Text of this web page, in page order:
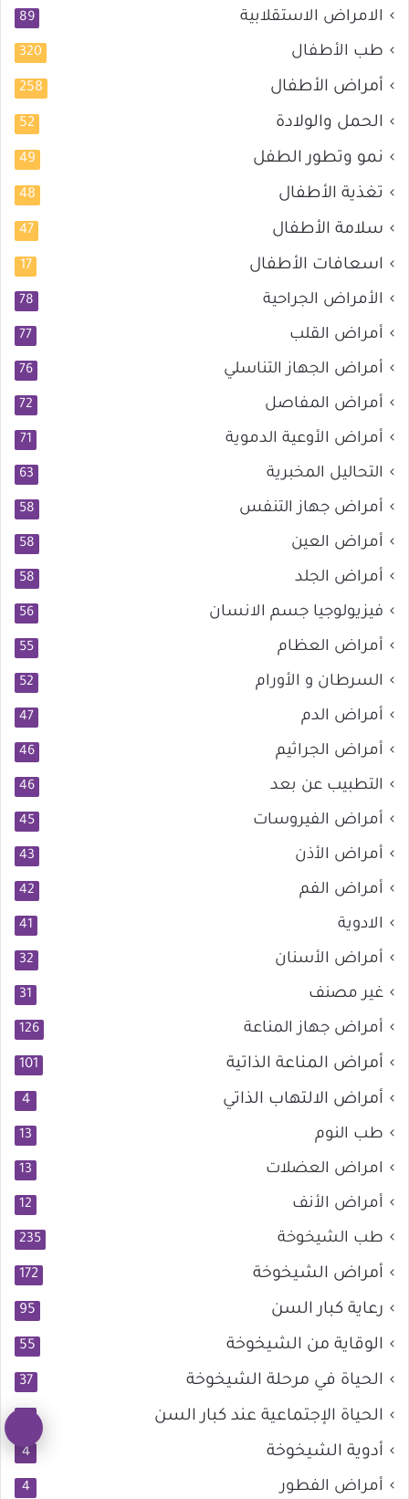
الامراض الاستقلابية 89
طب الأطفال 320
أمراض الأطفال 258
الحمل والولادة 52
نمو وتطور الطفل 49
تغذية الأطفال 48
سلامة الأطفال 47
اسعافات الأطفال 17
الأمراض الجراحية 78
أمراض القلب 77
أمراض الجهاز التناسلي 76
أمراض المفاصل 72
أمراض الأوعية الدموية 71
التحاليل المخبرية 63
أمراض جهاز التنفس 58
أمراض العين 58
أمراض الجلد 58
فيزيولوجيا جسم الانسان 56
أمراض العظام 55
السرطان و الأورام 52
أمراض الدم 47
أمراض الجراثيم 46
التطبيب عن بعد 46
أمراض الفيروسات 45
أمراض الأذن 43
أمراض الفم 42
الادوية 41
أمراض الأسنان 32
غير مصنف 31
أمراض جهاز المناعة 126
أمراض المناعة الذاتية 101
أمراض الالتهاب الذاتي 4
طب النوم 13
امراض العضلات 13
أمراض الأنف 12
طب الشيخوخة 235
أمراض الشيخوخة 172
رعاية كبار السن 95
الوقاية من الشيخوخة 55
الحياة في مرحلة الشيخوخة 37
الحياة الإجتماعية عند كبار السن
أدوية الشيخوخة 4
أمراض الفطور 4
زر